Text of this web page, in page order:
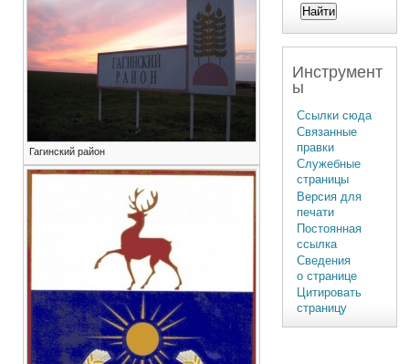
Гагинский район
Инструмент
ы
Ссылки сюда
Связанные
правки
Служебные
страницы
Версия для
печати
Постоянная
ссылка
Сведения
о странице
Цитировать
страницу